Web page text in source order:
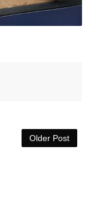
Older Post